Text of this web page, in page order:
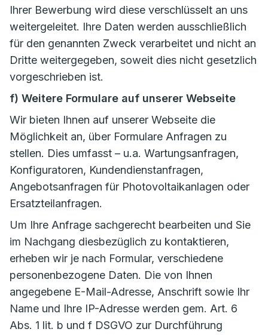
Ihrer Bewerbung wird diese verschlüsselt an uns
weitergeleitet. Ihre Daten werden ausschließlich
für den genannten Zweck verarbeitet und nicht an
Dritte weitergegeben, soweit dies nicht gesetzlich
vorgeschrieben ist.
f) Weitere Formulare auf unserer Webseite
Wir bieten Ihnen auf unserer Webseite die
Möglichkeit an, über Formulare Anfragen zu
stellen. Dies umfasst – u.a. Wartungsanfragen,
Konfiguratoren, Kundendienstanfragen,
Angebotsanfragen für Photovoltaikanlagen oder
Ersatzteilanfragen.
Um Ihre Anfrage sachgerecht bearbeiten und Sie
im Nachgang diesbezüglich zu kontaktieren,
erheben wir je nach Formular, verschiedene
personenbezogene Daten. Die von Ihnen
angegebene E-Mail-Adresse, Anschrift sowie Ihr
Name und Ihre IP-Adresse werden gem. Art. 6
Abs. 1 lit. b und f DSGVO zur Durchführung